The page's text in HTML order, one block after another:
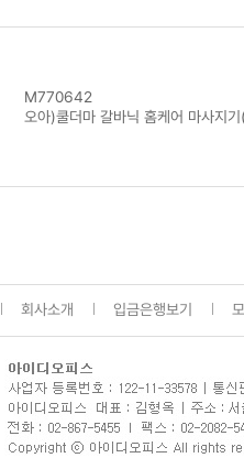
M770642
오아)쿨더마 갈바닉 홈케어 마사지
회사소개 입금은행보기